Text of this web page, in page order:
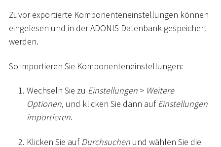
Zuvor exportierte Komponenteneinstellungen können
eingelesen und in der ADONIS Datenbank gespeichert
werden.
So importieren Sie Komponenteneinstellungen:
Wechseln Sie zu Einstellungen > Weitere
Optionen, und klicken Sie dann aufEinstellungen
importieren.
Klicken Sie aufDurchsuchen und wählen Sie die